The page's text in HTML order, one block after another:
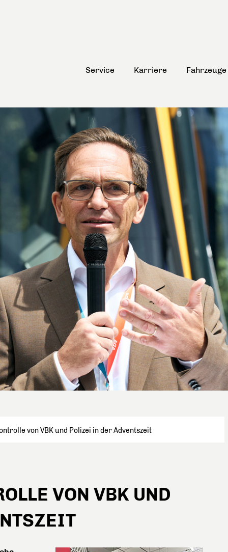
Service Karriere Fahrzeuge
von VBK und Polizei in der Adventszeit
VON VBK UND